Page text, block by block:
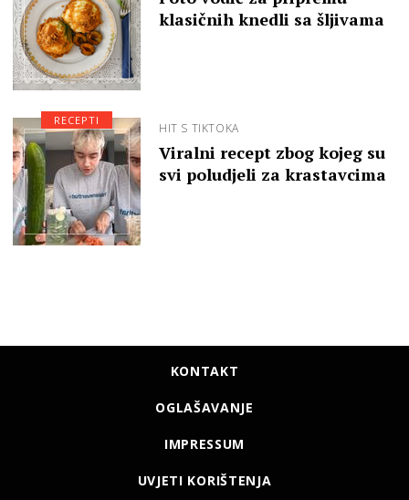
klasičnih knedli sa šljivama
HIT S TIKTOKA
Viralni recept zbog kojeg su
svi poludjeli za krastavcima
RECEPTI
KONTAKT
OGLAŠAVANJE
IMPRESSUM
UVJETI KORIŠTENJA